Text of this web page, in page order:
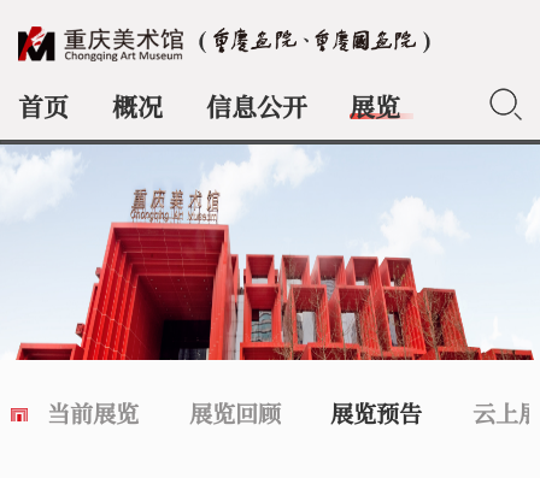
首页 概况 信息公开 展览 典藏
当前展览 展览回顾 展览预告 云上